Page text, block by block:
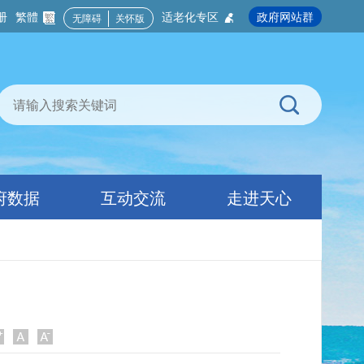
繁體 无障碍 关怀版 适老化专区 政府网站群
数据 互动交流 走进天心